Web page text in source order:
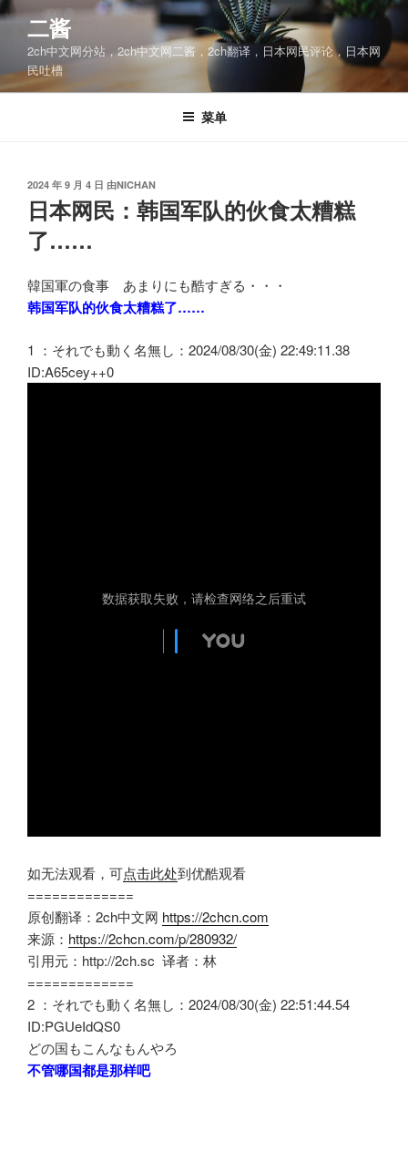
跳
容
二酱
2ch中文网分站，2ch中文网二酱，2ch翻译，日本网民评论，日本网
民吐槽
菜单
发
布
于
2024 年 9 月 4 日 由NICHAN
日本网民：韩国军队的伙食太糟糕
了……
韓国軍の食事 あまりにも酷すぎる・・・
韩国军队的伙食太糟糕了……
1 ：それでも動く名無し：2024/08/30(金) 22:49:11.38
ID:A65cey++0
如无法观看，可点击此处到优酷观看
=============
原创翻译：2ch中文网 https://2chcn.com
来源： https://2chcn.com/p/280932/
引用元：http://2ch.sc 译者：林
=============
2 ：それでも動く名無し：2024/08/30(金) 22:51:44.54
ID:PGUeIdQS0
どの国もこんなもんやろ
不管哪国都是那样吧